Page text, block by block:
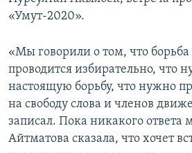
«Умут-2020».
«Мы говорили о том, что
проводится избирательно, что
настоящую борьбу, что нужно
на свободу слова и членов
записал. Пока никакого ответа
Айтматова сказала, что хочет